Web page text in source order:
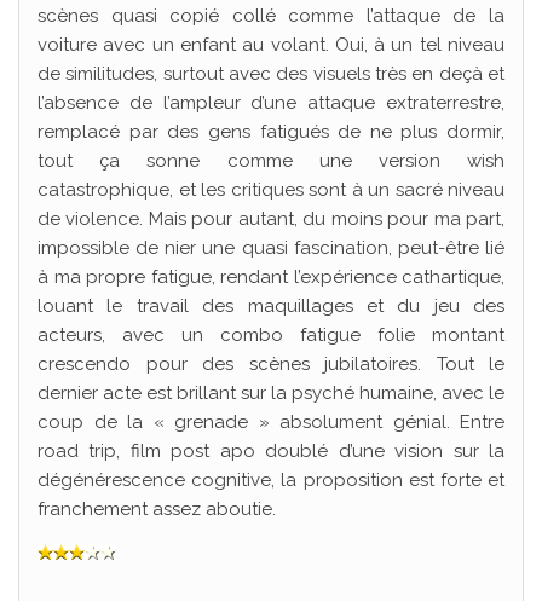
scènes quasi copié collé comme l’attaque de la
voiture avec un enfant au volant. Oui, à un tel niveau
de similitudes, surtout avec des visuels très en deçà et
l’absence de l’ampleur d’une attaque extraterrestre,
remplacé par des gens fatigués de ne plus dormir,
tout ça sonne comme une version wish
catastrophique, et les critiques sont à un sacré niveau
de violence. Mais pour autant, du moins pour ma part,
impossible de nier une quasi fascination, peut-être lié
à ma propre fatigue, rendant l’expérience cathartique,
louant le travail des maquillages et du jeu des
acteurs, avec un combo fatigue folie montant
crescendo pour des scènes jubilatoires. Tout le
dernier acte est brillant sur la psyché humaine, avec le
coup de la « grenade » absolument génial. Entre
road trip, film post apo doublé d’une vision sur la
dégénérescence cognitive, la proposition est forte et
franchement assez aboutie.